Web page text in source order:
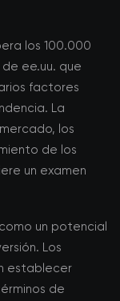
los 100.000
ee.uu. que
factores
La
los
de los
un examen
un potencial
Los
establecer
de